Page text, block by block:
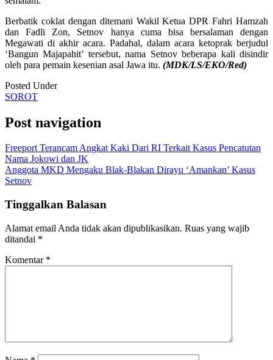
Berbatik coklat dengan ditemani Wakil Ketua DPR Fahri Hamzah
dan Fadli Zon, Setnov hanya cuma bisa bersalaman dengan
Megawati di akhir acara. Padahal, dalam acara ketoprak berjudul
‘Bangun Majapahit’ tersebut, nama Setnov beberapa kali disindir
oleh para pemain kesenian asal Jawa itu. (MDK/LS/EKO/Red)
Posted Under
SOROT
Post navigation
Freeport Terancam Angkat Kaki Dari RI Terkait Kasus Pencatutan
Nama Jokowi dan JK
Anggota MKD Mengaku Blak-Blakan Dirayu ‘Amankan’ Kasus
Setnov
Tinggalkan Balasan
Alamat email Anda tidak akan dipublikasikan. Ruas yang wajib
ditandai *
Komentar *